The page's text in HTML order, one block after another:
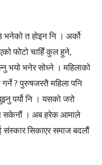
त होइन नि । अर्को
फोटो चाहिँ कुल हुने,
भयो भनेर सोध्ने । महिलाको
? पुरुषजस्तै महिला पनि
पर्यो नि । यसको जरो
सकेनौं । अब हरेक आमाले
संस्कार सिकाएर समाज बदलौं